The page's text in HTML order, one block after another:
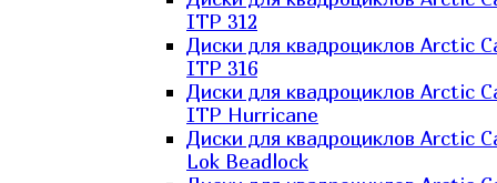
ITP 312
Диски для квадроциклов Arctic
ITP 316
Диски для квадроциклов Arctic
ITP Hurricane
Диски для квадроциклов Arctic
Lok Beadlock